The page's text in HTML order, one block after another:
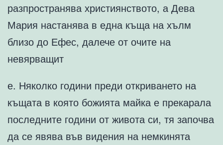
разпространява християнството, а Дева
Мария настанява в една къща на хълм
близо до Ефес, далече от очите на
невярващит
е. Няколко години преди откриването на
къщата в която божията майка е прекарала
последните години от живота си, тя започва
да се явява във видения на немкинята